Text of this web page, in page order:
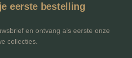
eerste bestelling
en ontvang als eerste onze
collecties.